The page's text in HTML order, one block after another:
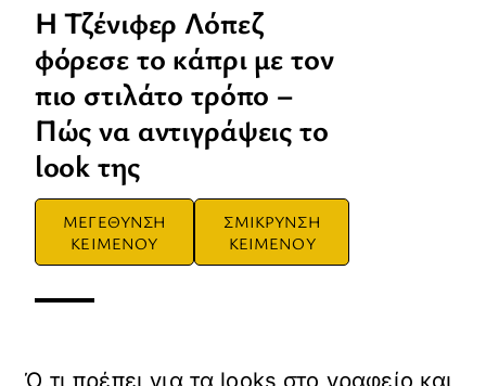
H Τζένιφερ Λόπεζ
φόρεσε το κάπρι με τον
πιο στιλάτο τρόπο –
Πώς να αντιγράψεις το
look της
ΜΕΓΕΘΥΝΣΗ
ΚΕΙΜΕΝΟΥ
ΣΜΙΚΡΥΝΣΗ
ΚΕΙΜΕΝΟΥ
Ό,τι πρέπει για τα looks στο γραφείο και